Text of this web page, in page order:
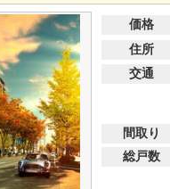
価格
住所
交通
間取り
総戸数